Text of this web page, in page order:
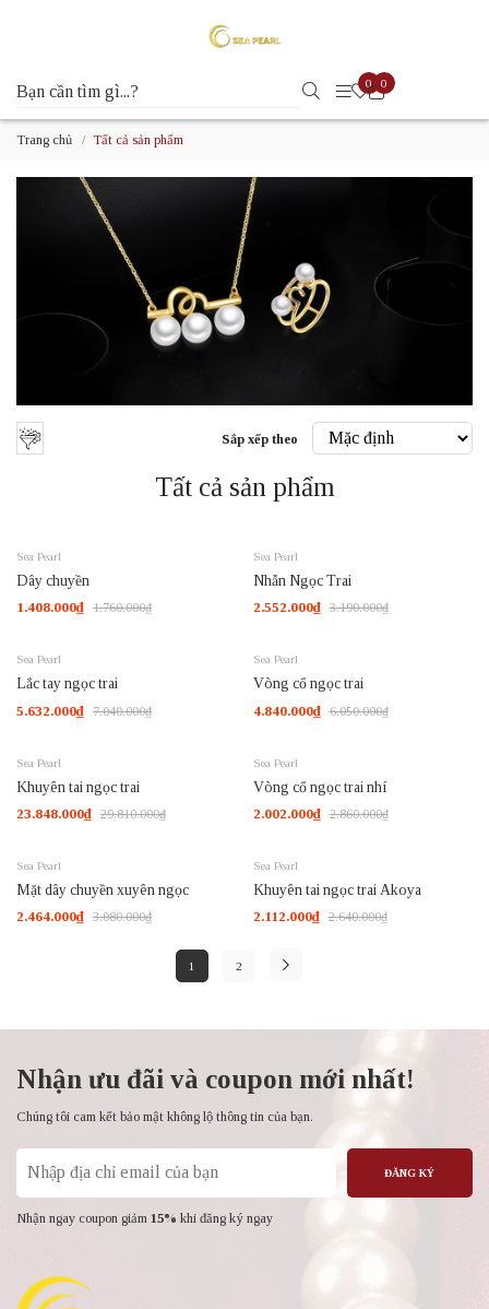
0 0
Trang chủ Tất cả sản phẩm
Sắp xếp theo
Tất cả sản phẩm
-20%
Sea Pearl
Dây chuyền
1.408.000₫ 1.760.000₫
-20%
Sea Pearl
Nhẫn Ngọc Trai
2.552.000₫ 3.190.000₫
-20%
Sea Pearl
Lắc tay ngọc trai
5.632.000₫ 7.040.000₫
-20%
Sea Pearl
Vòng cổ ngọc trai
4.840.000₫ 6.050.000₫
-20%
Sea Pearl
Khuyên tai ngọc trai
23.848.000₫ 29.810.000₫
-30%
Sea Pearl
Vòng cổ ngọc trai nhí
2.002.000₫ 2.860.000₫
-20%
Sea Pearl
Mặt dây chuyền xuyên ngọc
2.464.000₫ 3.080.000₫
-20%
Sea Pearl
Khuyên tai ngọc trai Akoya
2.112.000₫ 2.640.000₫
1 2
Nhận ưu đãi và coupon mới nhất!
Chúng tôi cam kết bảo mật không lộ thông tin của bạn.
ĐĂNG KÝ
Nhận ngay coupon giảm 15% khi đăng ký ngay